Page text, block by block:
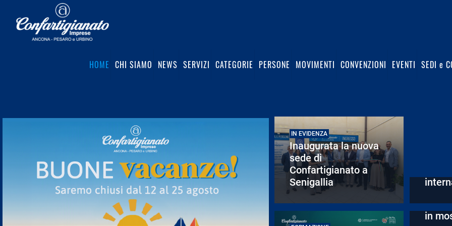
HOME CHI SIAMO NEWS SERVIZI CATEGORIE PERSONE MOVIMENTI CONVENZIONI EVENTI SEDI e
IN EVIDENZA
Inaugurata la nuova
sede di
Confartigianato a
Senigallia
“Ars
in